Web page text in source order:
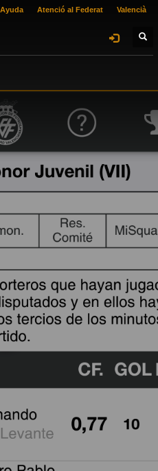
Ayuda Atenció al Federat Valencià